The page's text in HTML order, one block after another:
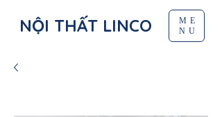
NỘI THẤT LINCO
ME
NU